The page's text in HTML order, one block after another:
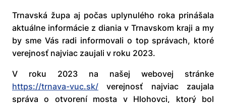
Trnavská župa aj počas uplynulého roka prinášala
aktuálne informácie z diania v Trnavskom kraji a my
by sme Vás radi informovali o top správach, ktoré
verejnosť najviac zaujali v roku 2023.
V roku 2023 na našej webovej stránke
https://trnava-vuc.sk/ verejnosť najviac zaujala
správa o otvorení mosta v Hlohovci, ktorý bol